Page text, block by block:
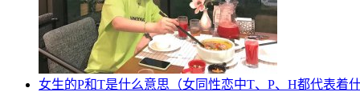
女生的P和T是什么意思（女同性恋中T、P、H都代表着什